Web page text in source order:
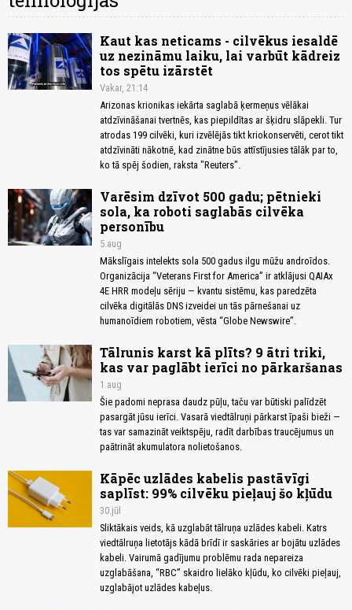
Kaut kas neticams - cilvēkus iesaldē
uz nezināmu laiku, lai varbūt kādreiz
tos spētu izārstēt
Vakar, 21:14
Arizonas krionikas iekārta saglabā ķermeņus vēlākai
atdzīvināšanai tvertnēs, kas piepildītas ar šķidru slāpekli. Tur
atrodas 199 cilvēki, kuri izvēlējās tikt kriokonservēti, cerot tikt
atdzīvināti nākotnē, kad zinātne būs attīstījusies tālāk par to,
ko tā spēj šodien, raksta "Reuters".
Varēsim dzīvot 500 gadu; pētnieki
sola, ka roboti saglabās cilvēka
personību
5.aug
Mākslīgais intelekts sola 500 gadus ilgu mūžu androīdos.
Organizācija “Veterans First for America” ir atklājusi QAIAx
4E HRR modeļu sēriju — kvantu sistēmu, kas paredzēta
cilvēka digitālās DNS izveidei un tās pārnešanai uz
humanoīdiem robotiem, vēsta “Globe Newswire”.
Tālrunis karst kā plīts? 9 ātri triki,
kas var paglābt ierīci no pārkaršanas
1.aug
Šie padomi neprasa daudz pūļu, taču var būtiski palīdzēt
pasargāt jūsu ierīci. Vasarā viedtālruņi pārkarst īpaši bieži —
tas var samazināt veiktspēju, radīt darbības traucējumus un
paātrināt akumulatora nolietošanos.
Kāpēc uzlādes kabelis pastāvīgi
saplīst: 99% cilvēku pieļauj šo kļūdu
30.jūl
Sliktākais veids, kā uzglabāt tālruņa uzlādes kabeli. Katrs
viedtālruņa lietotājs kādā brīdī ir saskāries ar bojātu uzlādes
kabeli. Vairumā gadījumu problēmu rada nepareiza
uzglabāšana, “RBC” skaidro lielāko kļūdu, ko cilvēki pieļauj,
uzglabājot uzlādes kabeļus.